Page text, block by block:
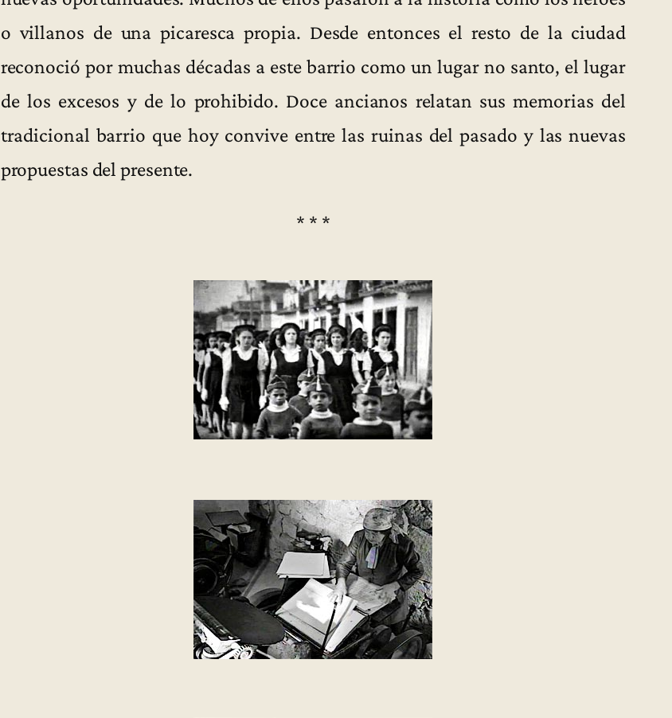
o villanos de una picaresca propia. Desde entonces el resto de la ciudad
reconoció por muchas décadas a este barrio como un lugar no santo, el lugar
de los excesos y de lo prohibido. Doce ancianos relatan sus memorias del
tradicional barrio que hoy convive entre las ruinas del pasado y las nuevas
propuestas del presente.
* * *